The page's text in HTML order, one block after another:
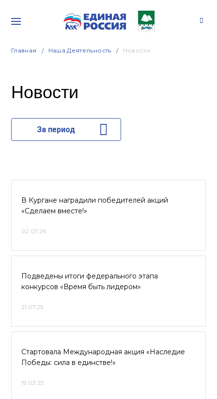
Главная Наша Деятельность Новости
Новости
За период
В Кургане наградили победителей акций
«Сделаем вместе!»
02.07.26
Подведены итоги федерального этапа
конкурсов «Время быть лидером»
21.07.25
Стартовала Международная акция «Наследие
Победы: сила в единстве!»
19.03.25